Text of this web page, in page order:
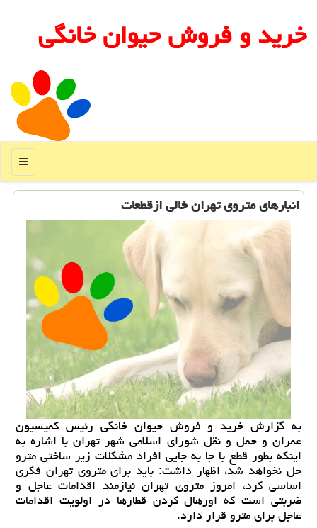
خرید و فروش حیوان خانگی
منو
انبارهای متروی تهران خالی ازقطعات
به گزارش خرید و فروش حیوان خانگی رئیس کمیسیون
عمران و حمل و نقل شورای اسلامی شهر تهران با اشاره به
اینکه بطور قطع با جا به جایی افراد مشکلات زیر ساختی مترو
حل نخواهد شد، اظهار داشت: باید برای متروی تهران فکری
اساسی کرد، امروز متروی تهران نیازمند اقدامات عاجل و
ضربتی است که اورهال کردن قطارها در اولویت اقدامات
عاجل برای مترو قرار دارد.